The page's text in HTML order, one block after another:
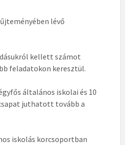
lévő
kellett számot
feladatokon keresztül.
általános iskolai és 10
juthatott tovább a
iskolás korcsoportban